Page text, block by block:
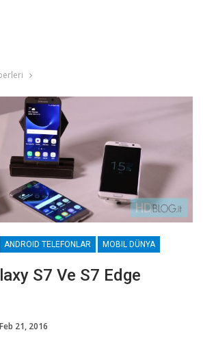
ANDROID TELEFONLAR MOBIL DÜNYA
S7 Ve S7 Edge
Feb 21, 2016